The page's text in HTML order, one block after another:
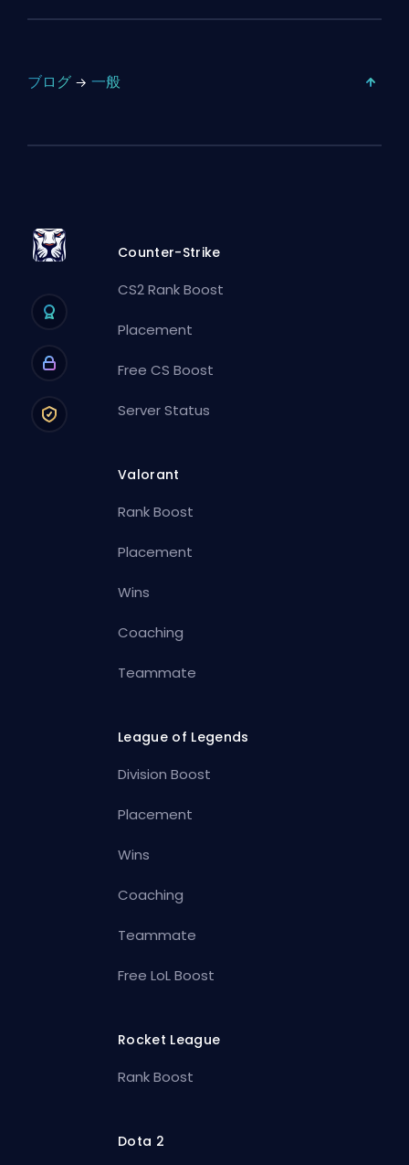
ブログ 一般
Counter-Strike
CS2 Rank Boost
Placement
Free CS Boost
Server Status
Valorant
Rank Boost
Placement
Wins
Coaching
Teammate
League of Legends
Division Boost
Placement
Wins
Coaching
Teammate
Free LoL Boost
Rocket League
Rank Boost
Dota 2